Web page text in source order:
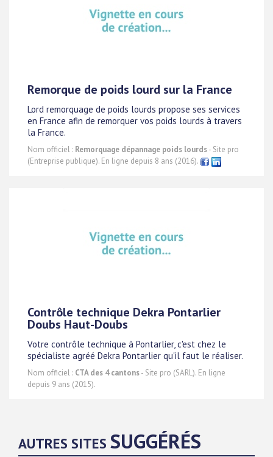
Remorque de poids lourd sur la France
Lord remorquage de poids lourds propose ses services
en France afin de remorquer vos poids lourds à travers
la France.
Nom officiel : Remorquage dépannage poids lourds- Site pro
(Entreprise publique). En ligne depuis 8 ans (2016).
Contrôle technique Dekra Pontarlier
Doubs Haut-Doubs
Votre contrôle technique à Pontarlier, c'est chez le
spécialiste agréé Dekra Pontarlier qu'il faut le réaliser.
Nom officiel : CTA des 4 cantons- Site pro (SARL). En ligne
depuis 9 ans (2015).
AUTRES SITES SUGGÉRÉS